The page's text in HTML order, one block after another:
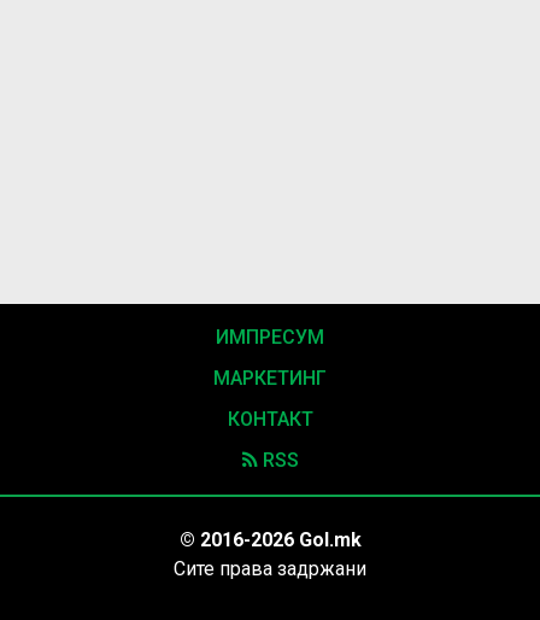
ИМПРЕСУМ
МАРКЕТИНГ
КОНТАКТ
RSS
© 2016-2026 Gol.mk
Сите права задржани